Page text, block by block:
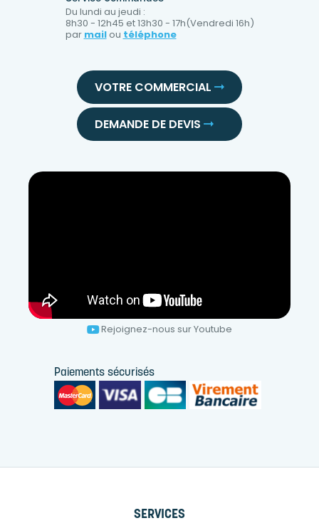
Du lundi au jeudi :
8h30 - 12h45 et 13h30 - 17h(Vendredi 16h)
par mailou téléphone
VOTRE COMMERCIAL
DEMANDE DE DEVIS
Rejoignez-nous sur Youtube
Paiements sécurisés
SERVICES